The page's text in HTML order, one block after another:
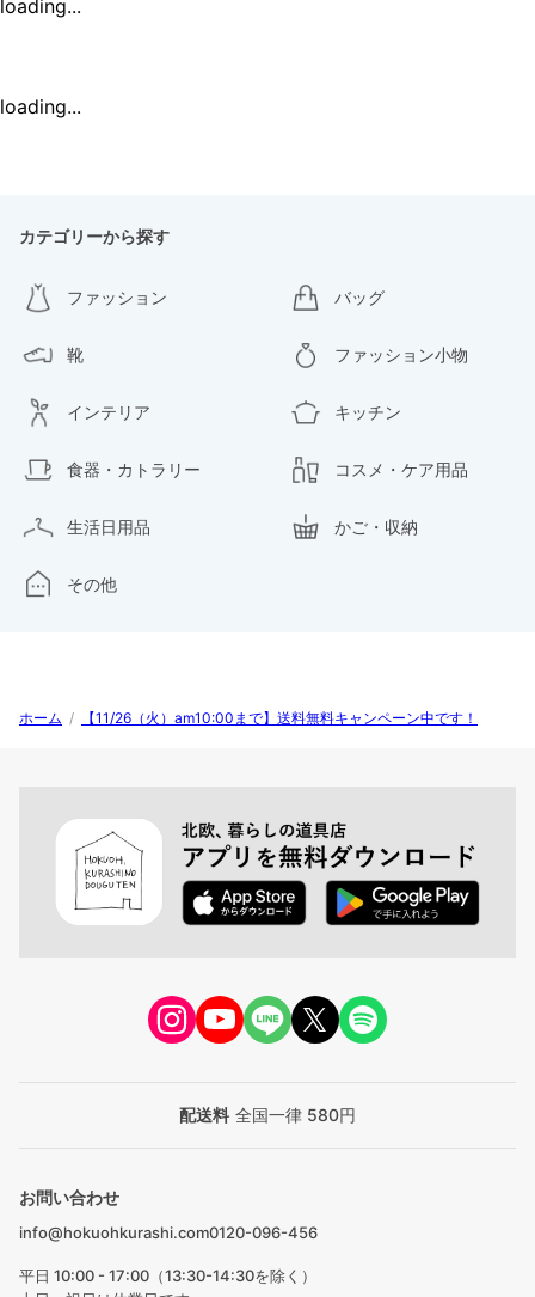
loading...
loading...
カテゴリーから探す
ファッション バッグ
靴 ファッション小物
インテリア キッチン
食器・カトラリー コスメ・ケア用品
生活日用品 かご・収納
その他
ホーム / 【11/26（火）am10:00まで】送料無料キャンペーン中です！
配送料 全国一律 580円
お問い合わせ
info@hokuohkurashi.com0120-096-456
平日 10:00 - 17:00（13:30-14:30を除く）